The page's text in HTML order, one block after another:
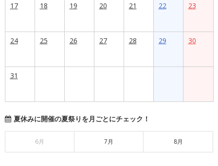
17
18 19 20 21 22 23
24 25 26 27 28 29 30
31
夏休みに開催の夏祭りを月ごとにチェック！
6月 7月 8月